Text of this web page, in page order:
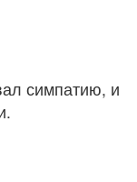
симпатию, и